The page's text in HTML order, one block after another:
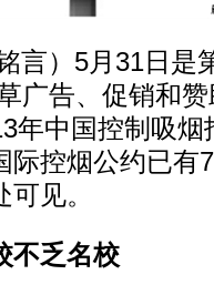
）5月31日是
广告、促销和
年中国控制吸
际控烟公约已有
见。
乏名校